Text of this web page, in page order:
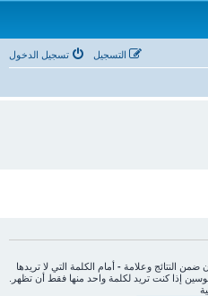
تسجيل الدخول التسجيل
ضمن النتائج وعلامة - أمام الكلمة التي لا تريدها
إذا كنت تريد لكلمة واحد منها فقط أن تظهر.